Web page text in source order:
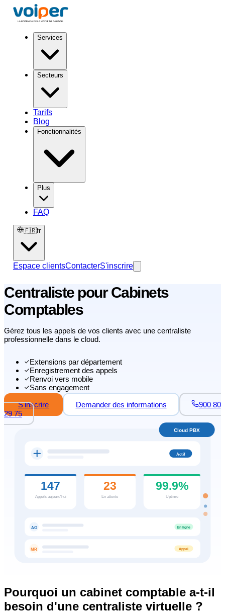
Services
Secteurs
Tarifs
Blog
Fonctionnalités
Plus
FAQ
🇫🇷fr
Espace clientsContacterS'inscrire
Centraliste pour Cabinets
Comptables
Gérez tous les appels de vos clients avec une centraliste
professionnelle dans le cloud.
Extensions par département
Enregistrement des appels
Renvoi vers mobile
Sans engagement
S'inscrire
Demander des informations
900 80
29 75
Actif
147
Appels aujourd'hui
23
En attente
99.9%
Uptime
AG En ligne
MR Appel
Cloud PBX
Pourquoi un cabinet comptable a-t-il
besoin d'une centraliste virtuelle ?